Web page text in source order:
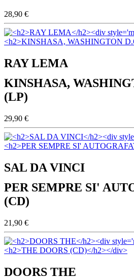
28,90 €
RAY LEMA
KINSHASA,
(LP)
29,90 €
SAL DA VINCI
PER SEMPRE SI'
(CD)
21,90 €
DOORS THE